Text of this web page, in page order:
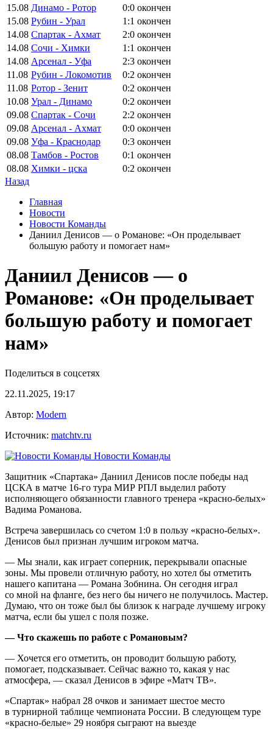
15.08 Динамо - Ротор 0:0 окончен
15.08 Рубин - Урал 1:1 окончен
14.08 Спартак - Ахмат 2:0 окончен
14.08 Сочи - Химки 1:1 окончен
14.08 Арсенал - Уфа 2:3 окончен
11.08 Рубин - Локомотив 0:2 окончен
11.08 Ротор - Зенит 0:2 окончен
10.08 Урал - Динамо 0:2 окончен
09.08 Спартак - Сочи 2:2 окончен
09.08 Арсенал - Ахмат 0:0 окончен
09.08 Уфа - Краснодар 0:3 окончен
08.08 Тамбов - Ростов 0:1 окончен
08.08 Химки - цска 0:2 окончен
Назад
Главная
Новости
Новости Команды
Даниил Денисов — о Романове: «Он проделывает
большую работу и помогает нам»
Даниил Денисов — о
Романове: «Он проделывает
большую работу и помогает
нам»
Поделиться в соцсетях
22.11.2025, 19:17
Автор: Modern
Источник: matchtv.ru
Новости Команды
Защитник «Спартака» Даниил Денисов после победы над
ЦСКА в матче 16‑го тура МИР РПЛ выделил работу
исполняющего обязанности главного тренера «красно‑белых»
Вадима Романова.
Встреча завершилась со счетом 1:0 в пользу «красно‑белых».
Денисов был признан лучшим игроком матча.
— Мы знали, как играет соперник, перекрывали опасные
зоны. Мы провели отличную работу, но хотел бы отметить
нашего капитана — Романа Зобнина. Он сегодня играл
со мной на фланге, без него бы ничего не получилось. Мастер.
Думаю, что он тоже был бы близок к награде лучшему игроку
матча, если бы ушел с поля позже.
— Что скажешь по работе с Романовым?
— Хочется его отметить, он проводит большую работу,
помогает, подсказывает. Сейчас важно то, какая у нас
атмосфера, — сказал Денисов в эфире «Матч ТВ».
«Спартак» набрал 28 очков и занимает шестое место
в турнирной таблице чемпионата России. В следующем туре
«красно‑белые» 29 ноября сыграют на выезде